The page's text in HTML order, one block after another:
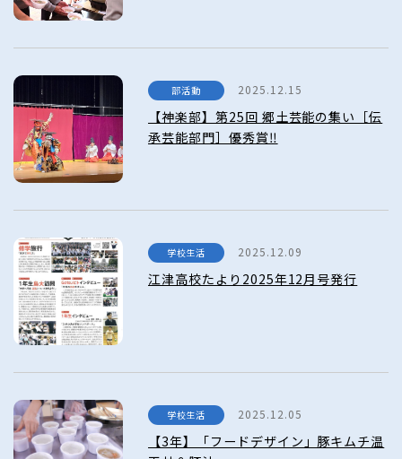
部活動 2025.12.15
【神楽部】第25回 郷土芸能の集い［伝
承芸能部門］優秀賞‼
学校生活 2025.12.09
江津高校たより2025年12月号発行
学校生活 2025.12.05
【3年】「フードデザイン」豚キムチ温